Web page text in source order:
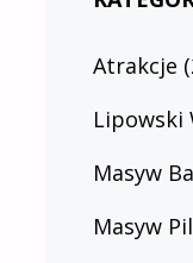
Atrakcje
Lipowski
Masyw
Masyw